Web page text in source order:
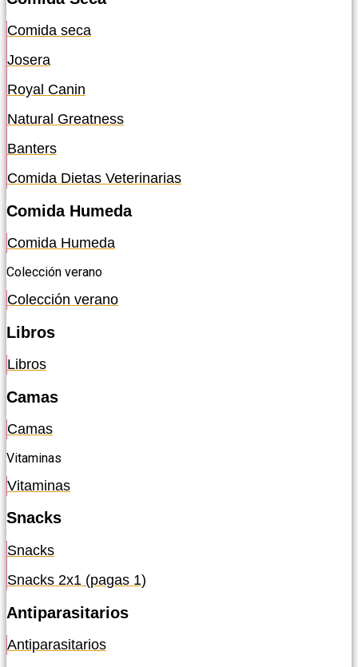
Comida seca
Josera
Royal Canin
Natural Greatness
Banters
Comida Dietas Veterinarias
Comida Humeda
Comida Humeda
Colección verano
Colección verano
Libros
Libros
Camas
Camas
Vitaminas
Vitaminas
Snacks
Snacks
Snacks 2x1 (pagas 1)
Antiparasitarios
Antiparasitarios